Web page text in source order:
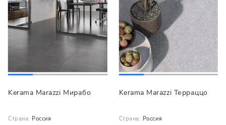
Kerama Marazzi Мирабо
Страна: Россия
Kerama Marazzi Терраццо
Страна: Россия